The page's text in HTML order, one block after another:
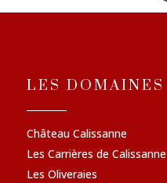
LES DOMAINES
Château Calissanne
Les Carrières de Calissanne
Les Oliveraies